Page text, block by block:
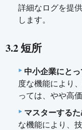
詳細なログを提
します。
3.2 短所
中小企業にとっ
度な機能により
っては、やや高
マスターする
な機能により、